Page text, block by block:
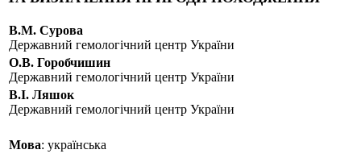
В.М. Сурова
Державний гемологічний центр України
О.В. Горобчишин
Державний гемологічний центр України
В.І. Ляшок
Державний гемологічний центр України
Мова: українська